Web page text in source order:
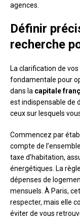
agences.
Définir
recherche
La clarification de
fondamentale pour
dans la capitale
est indispensable de
ceux sur lesquels
Commencez par
compte de
taxe d’habitation,
énergétiques. La
dépenses de
mensuels. À Paris,
respecter, mais elle
éviter de vous